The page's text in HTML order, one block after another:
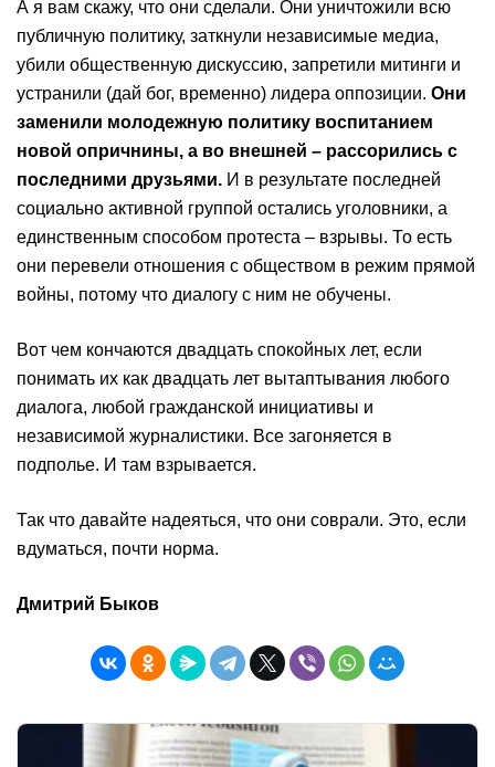
А я вам скажу, что они сделали. Они уничтожили всю
публичную политику, заткнули независимые медиа,
убили общественную дискуссию, запретили митинги и
устранили (дай бог, временно) лидера оппозиции. Они
заменили молодежную политику воспитанием
новой опричнины, а во внешней – рассорились с
последними друзьями. И в результате последней
социально активной группой остались уголовники, а
единственным способом протеста – взрывы. То есть
они перевели отношения с обществом в режим прямой
войны, потому что диалогу с ним не обучены.
Вот чем кончаются двадцать спокойных лет, если
понимать их как двадцать лет вытаптывания любого
диалога, любой гражданской инициативы и
независимой журналистики. Все загоняется в
подполье. И там взрывается.
Так что давайте надеяться, что они соврали. Это, если
вдуматься, почти норма.
Дмитрий Быков